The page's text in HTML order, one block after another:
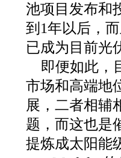
池项目发布和
到1年以后，
已成为目前光
即便如此，
市场和高端地
展，二者相辅
题，而这也是
提炼成太阳能